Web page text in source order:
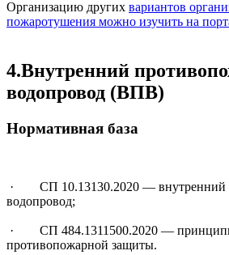
Организацию других вариантов
пожаротушения можно изучить на
4.Внутренний
водопровод (ВПВ)
Нормативная база
· СП 10.13130.2020 — внутренний
водопровод;
· СП 484.1311500.2020 — принципы
противопожарной защиты.